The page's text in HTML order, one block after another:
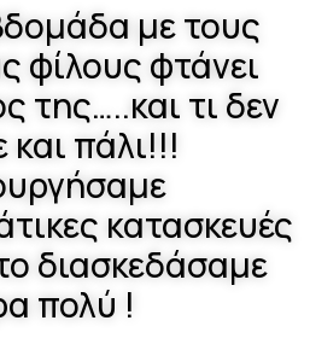
με τους
φίλους φτάνει
της…..και τι δεν
και πάλι!!!
κατασκευές
διασκεδάσαμε
πολύ !